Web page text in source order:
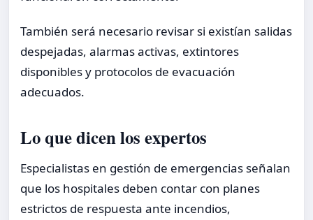
También será necesario revisar si existían salidas
despejadas, alarmas activas, extintores
disponibles y protocolos de evacuación
adecuados.
Lo que dicen los expertos
Especialistas en gestión de emergencias señalan
que los hospitales deben contar con planes
estrictos de respuesta ante incendios,